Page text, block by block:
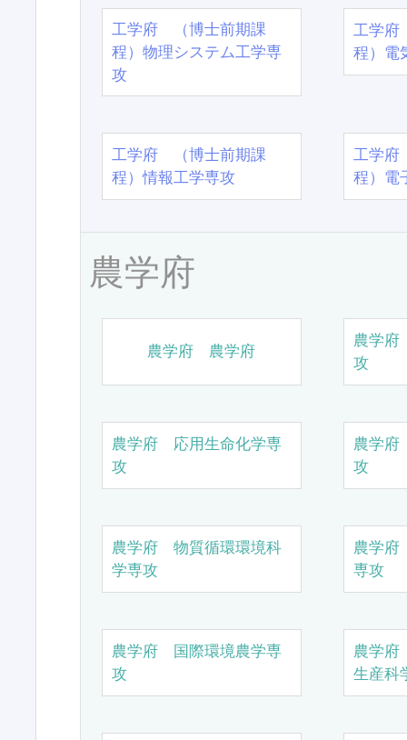
工学府 （博士前期課
程）物理システム工学専
攻
工学
程）電
工学府 （博士前期課
程）情報工学専攻
工学
程）電
農学府
農学府 農学府
農学
攻
農学府 応用生命化学専
攻
農学
攻
農学府 物質循環環境科
学専攻
農学
専攻
農学府 国際環境農学専
攻
農学
生産科